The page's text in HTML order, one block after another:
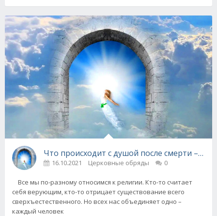
Что происходит с душой после смерти – 3
16.10.2021 Церковные обряды 0
Все мы по-разному относимся к религии. Кто-то считает
себя верующим, кто-то отрицает существование всего
сверхъестественного. Но всех нас объединяет одно –
каждый человек